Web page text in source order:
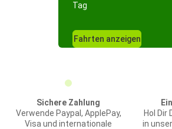
Tag
Fahrten anzeigen
Sichere Zahlung
Verwende Paypal, ApplePay,
Visa und internationale
Hol Dir
in